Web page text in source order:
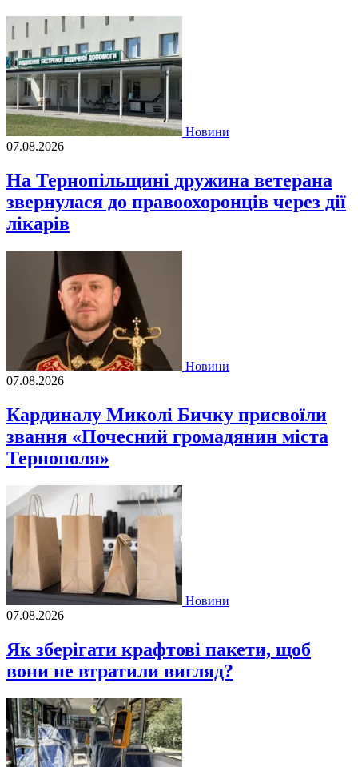
Новини
07.08.2026
На Тернопільщині дружина ветерана
звернулася до правоохоронців через дії
лікарів
Новини
07.08.2026
Кардиналу Миколі Бичку присвоїли
звання «Почесний громадянин міста
Тернополя»
Новини
07.08.2026
Як зберігати крафтові пакети, щоб
вони не втратили вигляд?